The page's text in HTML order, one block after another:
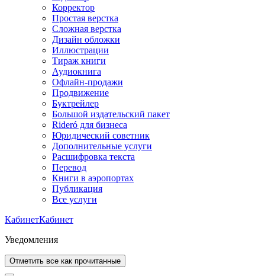
Корректор
Простая верстка
Сложная верстка
Дизайн обложки
Иллюстрации
Тираж книги
Аудиокнига
Офлайн-продажи
Продвижение
Буктрейлер
Большой издательский пакет
Rideró для бизнеса
Юридический советник
Дополнительные услуги
Расшифровка текста
Перевод
Книги в аэропортах
Публикация
Все услуги
КабинетКабинет
Уведомления
Отметить все как прочитанные